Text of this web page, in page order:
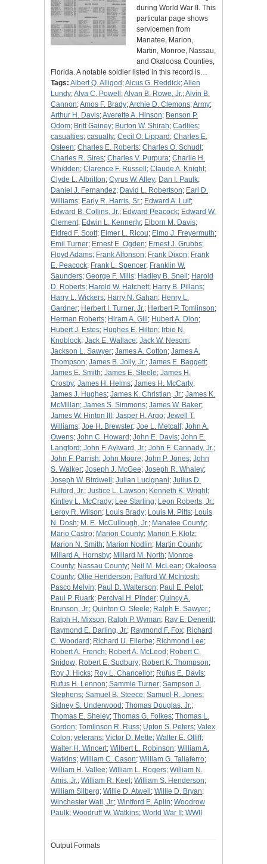
during World War II. This
particular page shows
servicemen from
Manatee, Marion,
Martin, Monroe, Nassau,
and Okaloosa Counties,
Florida. A notable soldier listed in this record is…
Tags: Albert Q. Alligod ;Alcus G. Reddick;Allen
Lundy;Alva C. Powell ;Alvan B. Rowe, Jr.;Alvin B.
Cannon;Amos F. Brady;Archie D. Clemons;Army;
Arthur H. Davis;Averette A. Hinson; Benson P.
Odom; Britt Gainey; Burton W. Shirah; Carllies;
casualties; casualty; Cecil O. Lippard ; Charles E.
Osteen; Charles E. Roberts; Charles O. Schudt;
Charles R. Sires; Charles V. Purpura; Charlie H.
Whidden; Clarence F. Russell ; Claude A. Knight;
Clyde L. Albritton; Cyrus W. Alley; Dan I. Paulk;
Daniel J. Fernandez; David L. Robertson; Earl D.
Williams; Early R. Harris, Sr.; Edward A. Luif;
Edward B. Collins, Jr.; Edward Peacock; Edward W.
Clement; Edwin L. Kennerly; Elborn M. Davis;
Eldred F. Scott; Elmer L. Ricou; Elmo J. Freyermuth;
Emil Turner; Ernest E. Ogden; Ernest J. Grubbs;
Floyd Adams; Frank Alfonson; Frank Dixon; Frank
E. Peacock; Frank L. Spencer; Franklin W.
Saunders; George F. Mills; Hadley B. Snell ; Harold
D. Roberts; Harold W. Hatchett; Harry B. Pillans;
Harry L. Wickers; Harry N. Gahan; Henry L.
Gardner; Herbert I. Turner, Jr.; Herbert P. Tomlinson;
Herman Roberts; Hiram A. Gill ; Hubert A. Dion;
Hubert J. Estes; Hughes E. Hilton; Irbie N.
Knoblock; Jack E. Wallace; Jack W. Nesom;
Jackson L. Sawyer; James A. Cotton; James A.
Thompson; James B. Jolly, Jr.; James E. Baggett;
James E. Smith; James E. Steele; James H.
Crosby; James H. Helms; James H. McCarty;
James J. Hughes; James K. Christian, Jr.; James K.
McMillan; James S. Simmons; James W. Baker;
James W. Hinton III ; Jasper H. Argo; Jewell T.
Williams; Joe H. Brewster; Joe L. Metcalf; John A.
Owens; John C. Howard ; John E. Davis; John E.
Langford ; John F. Aylward, Jr.; John F. Cannady, Jr.;
John F. Parrish; John Moore; John P. Jones; John
S. Walker; Joseph J. McGee; Joseph R. Whaley;
Joseph W. Birdwell ; Julian Lucignani; Julius D.
Fulford, Jr.; Justice L. Lawson; Kenneth K. Wright;
Kintley L. McCrady; Lee Starling; Leon Roberts, Jr.;
Leroy R. Wilson; Louis Brady; Louis M. Pitts; Louis
N. Dosh; M. E. McCullough, Jr.; Manatee County;
Mario Castro; Marion County; Marion F. Klotz;
Marion N. Smith; Marion Nodlin; Martin County;
Millard A. Hornsby; Millard M. North; Monroe
County; Nassau County; Neil M. McLean; Okaloosa
County; Ollie Henderson; Pafford W. McIntosh;
Pasco Melvin; Paul D. Walterson; Paul E. Pelot;
Paul P. Ruark; Percival H. Pinder; Quincy A.
Brunson, Jr.; Quinton O. Steele; Ralph E. Sawyer.;
Ralph H. Mixson; Ralph P. Wyman; Ray E. Deneritt;
Raymond E. Darling, Jr.; Raymond F. Fox; Richard
C. Woodard ; Richard U. Ellerbe; Richmond Lee;
Robert A. French; Robert A. McLeod ; Robert C.
Snidow; Robert E. Sudbury; Robert K. Thompson;
Roy J. Hicks; Roy L. Chancellor; Rufus E. Davis;
Rufus H. Lennon; Sammie Turner; Sampson J.
Stephens; Samuel B. Steece; Samuel R. Jones;
Sidney S. Underwood ; Thomas Douglas, Jr.;
Thomas E. Sheley; Thomas G. Folkes; Thomas L.
Gordon; Tomlinson R. Russ; Upton S. Peters; Valex
Colon; veterans; Victor D. Mette; Walter E. Olliff;
Walter H. Wincert; Wilbert L. Robinson; William A.
Watkins; William C. Cason; William G. Taliaferro;
William H. Vallee; William L. Rogers; William N.
Amis, Jr.; William R. Keel ; William S. Henderson;
William Silberg; Willie D. Atwell ; Willie D. Bryan;
Winchester Wall, Jr.; Wintford E. Aplin; Woodrow
Paulk; Woodruff W. Watkins; World War II ; WWII
Output Formats